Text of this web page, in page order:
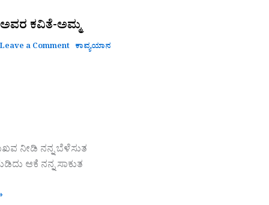
ಕವಿತೆ-ಅಮ್ಮ
Leave a Comment ಕಾವ್ಯಯಾನ
ನೀಡಿ ನನ್ನ ಬೆಳೆಸುತ
ಆಕೆ ನನ್ನ ಸಾಕುತ